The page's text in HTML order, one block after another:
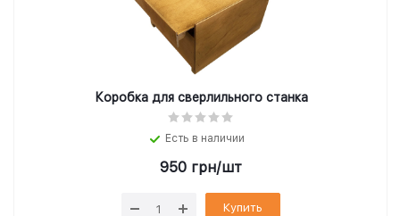
Коробка для сверлильного станка
Есть в наличии
950 грн/шт
Купить